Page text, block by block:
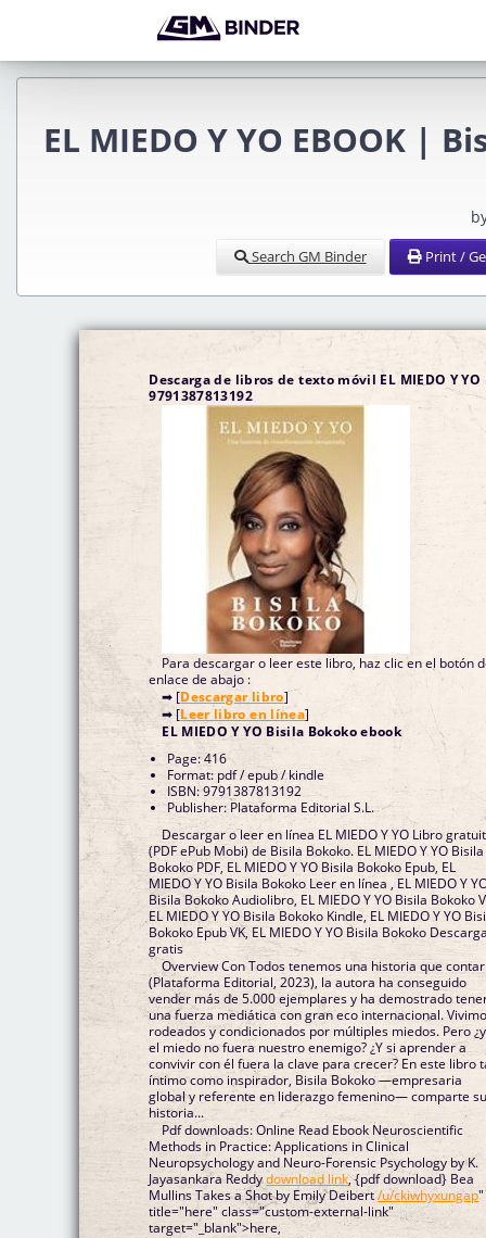
EL MIEDO Y YO EBOOK |
Search GM Binder Print /
Descarga de libros de texto móvil EL MIEDO Y YO
9791387813192
Para descargar o leer este libro, haz clic en el botón
enlace de abajo :
➡ [Descargar libro]
➡ [Leer libro en línea]
EL MIEDO Y YO Bisila Bokoko ebook
Page: 416
Format: pdf / epub / kindle
ISBN: 9791387813192
Publisher: Plataforma Editorial S.L.
Descargar o leer en línea EL MIEDO Y YO Libro
(PDF ePub Mobi) de Bisila Bokoko. EL MIEDO Y YO Bisila
Bokoko PDF, EL MIEDO Y YO Bisila Bokoko Epub, EL
MIEDO Y YO Bisila Bokoko Leer en línea , EL MIEDO Y
Bisila Bokoko Audiolibro, EL MIEDO Y YO Bisila Bokoko
EL MIEDO Y YO Bisila Bokoko Kindle, EL MIEDO Y YO
Bokoko Epub VK, EL MIEDO Y YO Bisila Bokoko
gratis
Overview Con Todos tenemos una historia que contar
(Plataforma Editorial, 2023), la autora ha conseguido
vender más de 5.000 ejemplares y ha demostrado
una fuerza mediática con gran eco internacional.
rodeados y condicionados por múltiples miedos. Pero
el miedo no fuera nuestro enemigo? ¿Y si aprender a
convivir con él fuera la clave para crecer? En este libro
íntimo como inspirador, Bisila Bokoko —empresaria
global y referente en liderazgo femenino— comparte
historia...
Pdf downloads: Online Read Ebook Neuroscientific
Methods in Practice: Applications in Clinical
Neuropsychology and Neuro-Forensic Psychology by K.
Jayasankara Reddydownload link, {pdf download} Bea
Mullins Takes a Shot by Emily Deibert/u/ckiwhyxungap"
title="here" class="custom-external-link"
target="_blank">here,